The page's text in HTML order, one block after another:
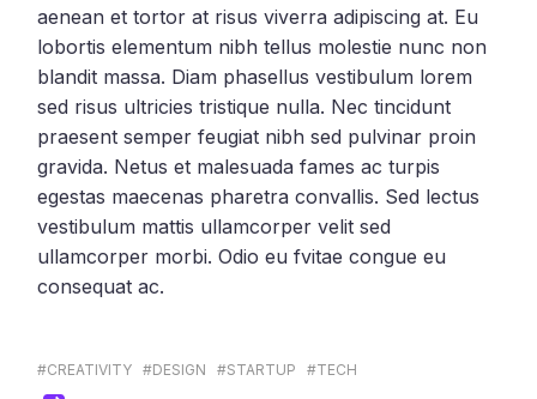
aenean et tortor at risus viverra adipiscing at. Eu
lobortis elementum nibh tellus molestie nunc non
blandit massa. Diam phasellus vestibulum lorem
sed risus ultricies tristique nulla. Nec tincidunt
praesent semper feugiat nibh sed pulvinar proin
gravida. Netus et malesuada fames ac turpis
egestas maecenas pharetra convallis. Sed lectus
vestibulum mattis ullamcorper velit sed
ullamcorper morbi. Odio eu fvitae congue eu
consequat ac.
#CREATIVITY #DESIGN #STARTUP #TECH